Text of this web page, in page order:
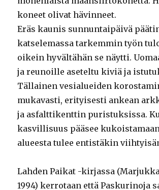
koneet olivat hävinneet.
Eräs kaunis sunnuntaipäivä
katselemassa tarkemmin työn
oikein hyvältähän se näytti.
ja reunoille aseteltu kiviä ja
Tällainen vesialueiden
mukavasti, erityisesti ankean
ja asfalttikenttin puristuksissa.
kasvillisuus pääsee
alueesta tulee entistäkin
Lahden Paikat -kirjassa
1994) kerrotaan että Paskurinoja